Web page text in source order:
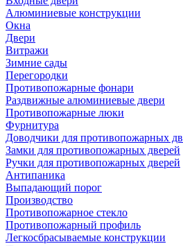
Алюминиевые конструкции
Окна
Двери
Витражи
Зимние сады
Перегородки
Противопожарные фонари
Раздвижные алюминиевые двери
Противопожарные люки
Фурнитура
Доводчики для противопожарных
Замки для противопожарных дверей
Ручки для противопожарных дверей
Антипаника
Выпадающий порог
Производство
Противопожарное стекло
Противопожарный профиль
Легкосбрасываемые конструкции